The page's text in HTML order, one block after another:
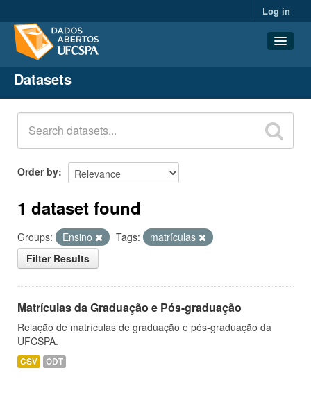
Log in
Datasets
Organizations
Groups
About
Datasets
Order by
1 dataset found
Groups: Ensino Tags:
matrículas
Filter Results
Matrículas da Graduação e Pós-graduação
Relação de matrículas de graduação e pós-graduação da
UFCSPA.
CSV ODT